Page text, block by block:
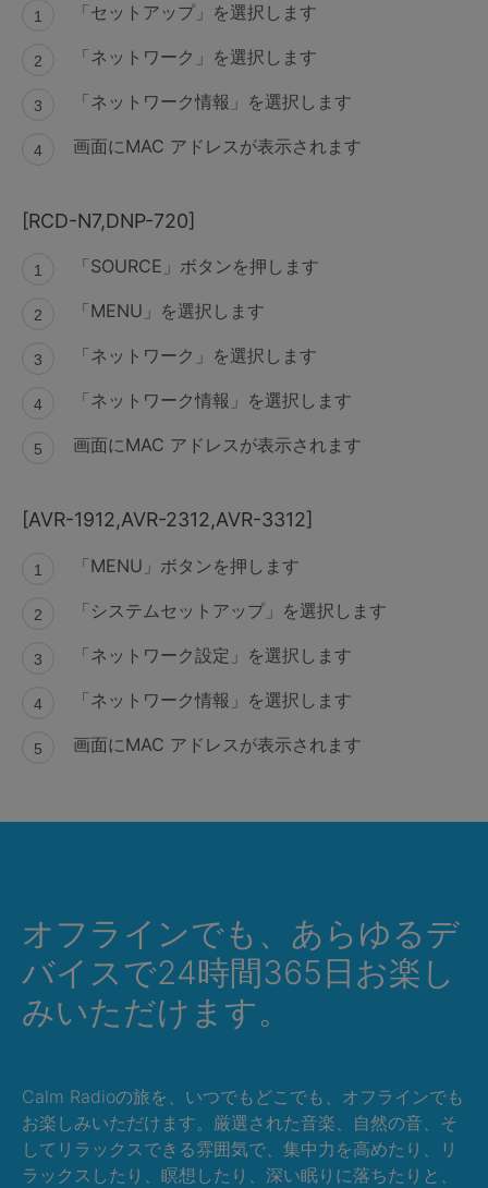
「セットアップ」を選択します
「ネットワーク」を選択します
「ネットワーク情報」を選択します
画面にMAC アドレスが表示されます
[RCD-N7,DNP-720]
「SOURCE」ボタンを押します
「MENU」を選択します
「ネットワーク」を選択します
「ネットワーク情報」を選択します
画面にMAC アドレスが表示されます
[AVR-1912,AVR-2312,AVR-3312]
「MENU」ボタンを押します
「システムセットアップ」を選択します
「ネットワーク設定」を選択します
「ネットワーク情報」を選択します
画面にMAC アドレスが表示されます
オフラインでも、あらゆるデ
バイスで24時間365日お楽し
みいただけます。
Calm Radioの旅を、いつでもどこでも、オフラインでも
お楽しみいただけます。厳選された音楽、自然の音、そ
してリラックスできる雰囲気で、集中力を高めたり、リ
ラックスしたり、瞑想したり、深い眠りに落ちたりと、